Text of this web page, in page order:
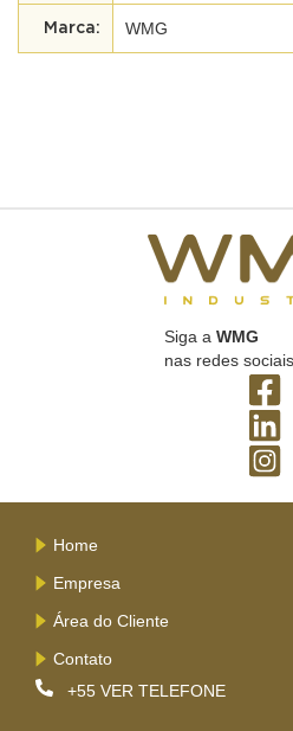
WMG
Siga a WMG
nas redes sociais
Home
Empresa
Área do Cliente
Contato
+55 VER TELEFONE